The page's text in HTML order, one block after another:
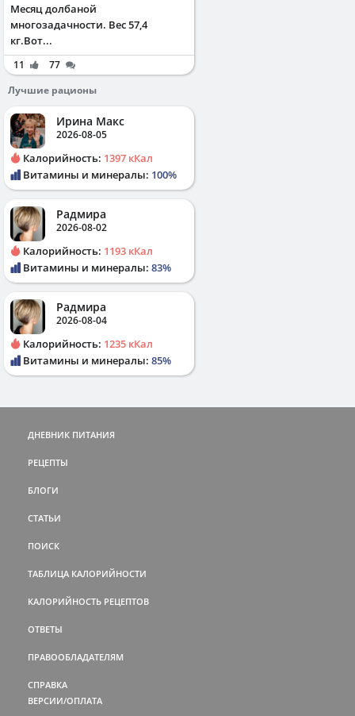
Месяц долбаной
многозадачности. Вес 57,4
кг.Вот...
11
77
Лучшие рационы
Ирина Макс
2026-08-05
Калорийность: 1397 кКал
Витамины и минералы: 100%
Радмира
2026-08-02
Калорийность: 1193 кКал
Витамины и минералы: 83%
Радмира
2026-08-04
Калорийность: 1235 кКал
Витамины и минералы: 85%
ДНЕВНИК ПИТАНИЯ
РЕЦЕПТЫ
БЛОГИ
СТАТЬИ
ПОИСК
ТАБЛИЦА КАЛОРИЙНОСТИ
КАЛОРИЙНОСТЬ РЕЦЕПТОВ
ОТВЕТЫ
ПРАВООБЛАДАТЕЛЯМ
СПРАВКА
ВЕРСИИ/ОПЛАТА